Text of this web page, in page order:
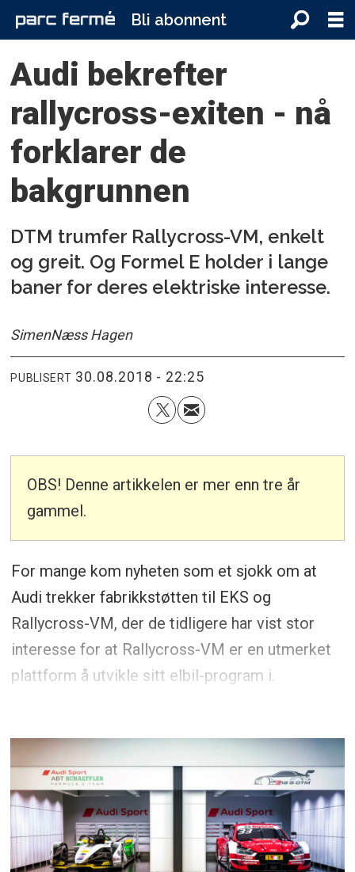
Bli abonnent
Audi bekrefter
rallycross-exiten - nå
forklarer de
bakgrunnen
DTM trumfer Rallycross-VM, enkelt
og greit. Og Formel E holder i lange
baner for deres elektriske interesse.
SimenNæss Hagen
PUBLISERT 30.08.2018 - 22:25
OBS! Denne artikkelen er mer enn tre år
gammel.
For mange kom nyheten som et sjokk om at
Audi trekker fabrikkstøtten til EKS og
Rallycross-VM, der de tidligere har vist stor
interesse for at Rallycross-VM er en utmerket
plattform å utvikle sitt elbil-program i.